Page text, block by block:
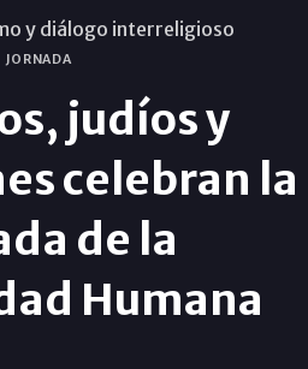
y diálogo interreligioso
JORNADA
judíos y
celebran la
de la
Humana